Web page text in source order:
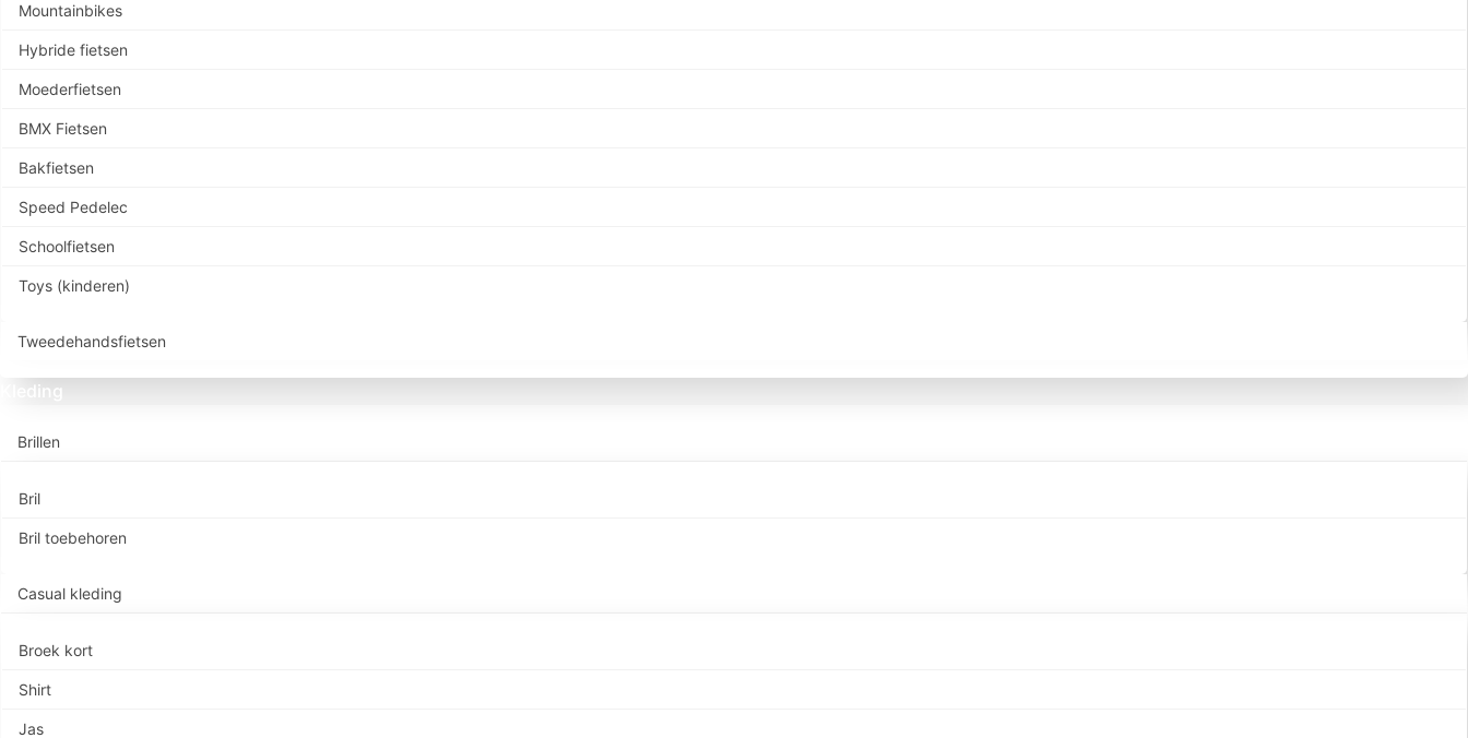
Mountainbikes
Hybride fietsen
Moederfietsen
BMX Fietsen
Bakfietsen
Speed Pedelec
Schoolfietsen
Toys (kinderen)
Tweedehandsfietsen
Kleding
Brillen
Bril
Bril toebehoren
Casual kleding
Broek kort
Shirt
Jas